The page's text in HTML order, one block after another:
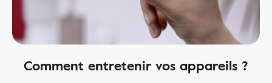
Comment entretenir vos appareils ?